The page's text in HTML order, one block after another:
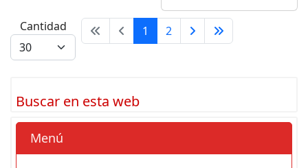
Cantidad 1 2
Buscar en esta web
Menú